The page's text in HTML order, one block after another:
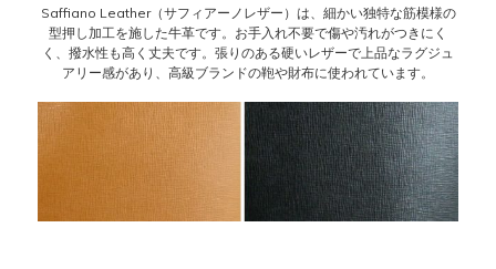
Saffiano Leather（サフィアーノレザー）は、細かい独特な筋模様の
型押し加工を施した牛革です。お手入れ不要で傷や汚れがつきにく
く、撥水性も高く丈夫です。張りのある硬いレザーで上品なラグジュ
アリー感があり、高級ブランドの鞄や財布に使われています。